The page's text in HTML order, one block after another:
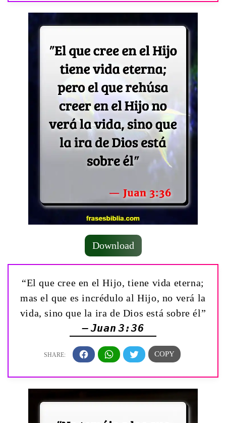
Download
“El que cree en el Hijo, tiene vida eterna;
mas el que es incrédulo al Hijo, no verá la
vida, sino que la ira de Dios está sobre él”
— Juan 3:36